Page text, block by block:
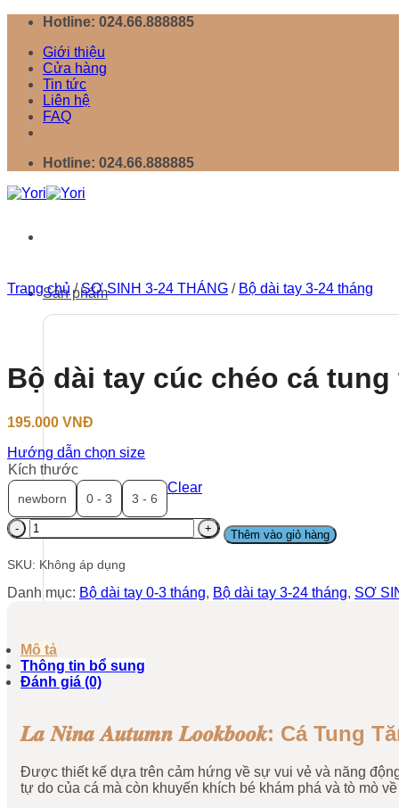
Chuyển
dung
Hotline: 024.66.888885
Giới thiệu
Cửa hàng
Tin tức
Liên hệ
FAQ
Hotline: 024.66.888885
Sản phẩm
Trang chủ / SƠ SINH 3-24 THÁNG / Bộ dài tay 3-24 tháng
Bộ dài tay cúc chéo cá tung
195.000 VNĐ
Hướng dẫn chọn size
Kích thước
newborn 0 - 3 3 - 6
Clear
Bộ
dài
tay
cúc
chéo
cá
Yori
số
lượng
Thêm vào giỏ hàng
SKU: Không áp dụng
Danh mục: Bộ dài tay 0-3 tháng, Bộ dài tay 3-24 tháng, SƠ
Mô tả
Thông tin bổ sung
Đánh giá (0)
𝑳𝒂 𝑵𝒊𝒏𝒂 𝑨𝒖𝒕𝒖𝒎𝒏 𝑳𝒐𝒐𝒌𝒃𝒐𝒐𝒌: Cá Tung
Được thiết kế dựa trên cảm hứng về sự vui vẻ và năng
tự do của cá mà còn khuyến khích bé khám phá và tò mò